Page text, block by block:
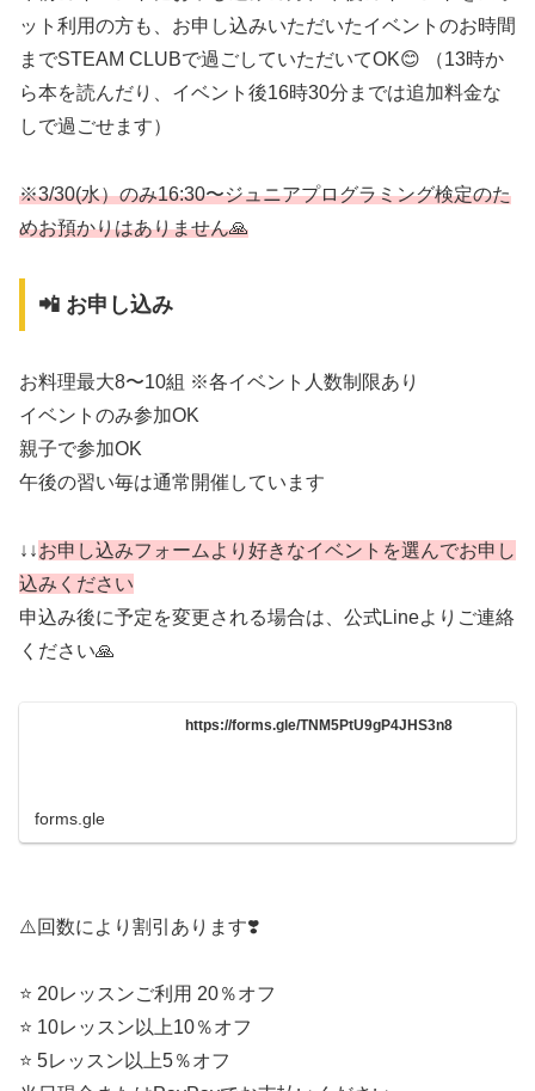
ット利用の方も、お申し込みいただいたイベントのお時間
までSTEAM CLUBで過ごしていただいてOK😊 （13時か
ら本を読んだり、イベント後16時30分までは追加料金な
しで過ごせます）
※3/30(水）のみ16:30〜ジュニアプログラミング検定のた
めお預かりはありません🙏
📲 お申し込み
お料理最大8〜10組 ※各イベント人数制限あり
イベントのみ参加OK
親子で参加OK
午後の習い毎は通常開催しています
↓↓お申し込みフォームより好きなイベントを選んでお申し
込みください
申込み後に予定を変更される場合は、公式Lineよりご連絡
ください🙏
https://forms.gle/TNM5PtU9gP4JHS3n8
forms.gle
⚠️回数により割引あります❣️
⭐ 20レッスンご利用 20％オフ
⭐ 10レッスン以上10％オフ
⭐ 5レッスン以上5％オフ